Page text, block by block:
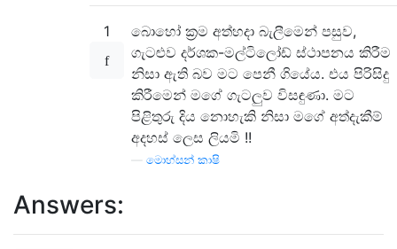
1
බොහෝ ක්‍රම අත්හදා බැලීමෙන් පසුව,
ගැටළුව දර්ශක-මල්ටිලෝඩ් ස්ථාපනය කිරීම
නිසා ඇති බව මට පෙනී ගියේය. එය පිරිසිදු
කිරීමෙන් මගේ ගැටලුව විසඳුණා. මට
පිළිතුරු දිය නොහැකි නිසා මගේ අත්දැකීම්
අදහස් ලෙස ලියමි !!
මොහ්සන් කාෂි
Answers: